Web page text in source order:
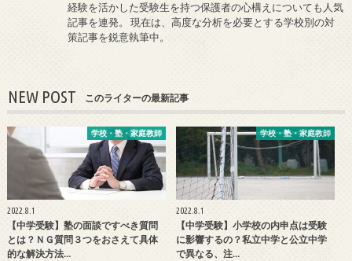
経験を活かした受験生を持つ保護者の心構えについても人気
記事を連発。 現在は、高度な分析を必要とする学校別の対
策記事を鋭意執筆中。
NEW POST このライターの最新記事
学校・塾・家庭教師
2022.8.1
【中学受験】塾の面談ですべき質問
とは？ＮＧ質問３つをおさえて具体
的な解決方法…
学校・塾・家庭教師
2022.8.1
【中学受験】小学校の内申点は受験
に影響するの？私立中学と公立中学
で異なる、注…